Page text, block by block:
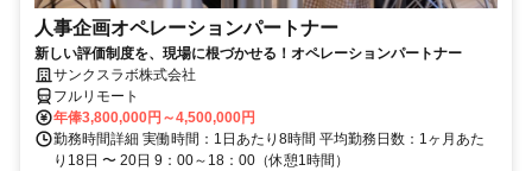
人事企画オペレーションパートナー
新しい評価制度を、現場に根づかせる！オペレーションパートナー
サンクスラボ株式会社
フルリモート
年俸3,800,000円～4,500,000円
勤務時間詳細 実働時間：1日あたり8時間 平均勤務日数：1ヶ月あた
り18日 〜 20日 9：00～18：00（休憩1時間）